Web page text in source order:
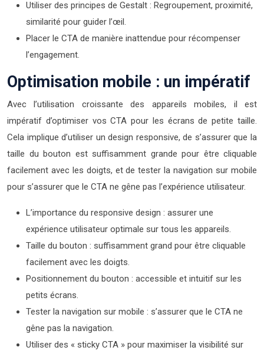
Utiliser des principes de Gestalt : Regroupement, proximité,
similarité pour guider l’œil.
Placer le CTA de manière inattendue pour récompenser
l’engagement.
Optimisation mobile : un impératif
Avec l’utilisation croissante des appareils mobiles, il est
impératif d’optimiser vos CTA pour les écrans de petite taille.
Cela implique d’utiliser un design responsive, de s’assurer que la
taille du bouton est suffisamment grande pour être cliquable
facilement avec les doigts, et de tester la navigation sur mobile
pour s’assurer que le CTA ne gêne pas l’expérience utilisateur.
L’importance du responsive design : assurer une
expérience utilisateur optimale sur tous les appareils.
Taille du bouton : suffisamment grand pour être cliquable
facilement avec les doigts.
Positionnement du bouton : accessible et intuitif sur les
petits écrans.
Tester la navigation sur mobile : s’assurer que le CTA ne
gêne pas la navigation.
Utiliser des « sticky CTA » pour maximiser la visibilité sur